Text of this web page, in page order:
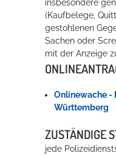
Spaß unter prickelnden
Wellenbecken oder doch
Sprudelliege im Solebecken?
mehr dazu...
insbesondere
(Kaufbelege,
gestohlenen
Sachen oder
mit der Anzeige
Onlinewache -
Württemberg
ZUSTÄNDIGE
jede